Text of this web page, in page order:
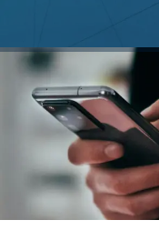
事業内容
お知らせ